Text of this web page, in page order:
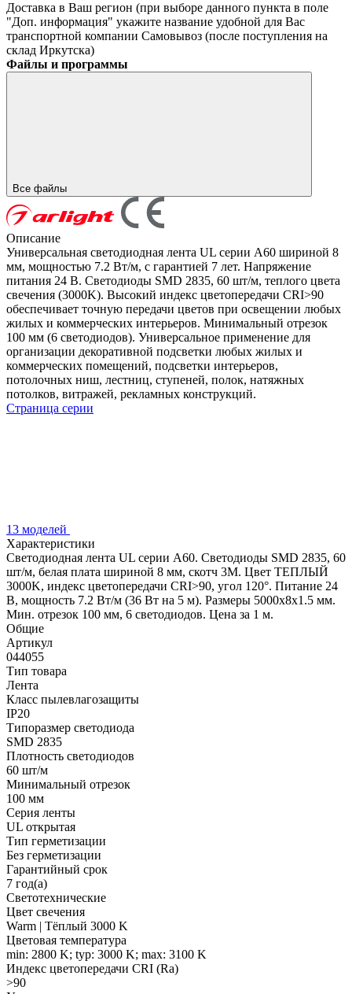
Доставка в Ваш регион (при выборе данного пункта в поле
"Доп. информация" укажите название удобной для Вас
транспортной компании Самовывоз (после поступления на
склад Иркутска)
Файлы и программы
Все файлы
Описание
Универсальная светодиодная лента UL серии A60 шириной 8
мм, мощностью 7.2 Вт/м, с гарантией 7 лет. Напряжение
питания 24 В. Светодиоды SMD 2835, 60 шт/м, теплого цвета
свечения (3000K). Высокий индекс цветопередачи CRI>90
обеспечивает точную передачи цветов при освещении любых
жилых и коммерческих интерьеров. Минимальный отрезок
100 мм (6 светодиодов). Универсальное применение для
организации декоративной подсветки любых жилых и
коммерческих помещений, подсветки интерьеров,
потолочных ниш, лестниц, ступеней, полок, натяжных
потолков, витражей, рекламных конструкций.
Страница серии
13 моделей
Характеристики
Светодиодная лента UL серии A60. Светодиоды SMD 2835, 60
шт/м, белая плата шириной 8 мм, скотч 3M. Цвет ТЕПЛЫЙ
3000K, индекс цветопередачи CRI>90, угол 120°. Питание 24
В, мощность 7.2 Вт/м (36 Вт на 5 м). Размеры 5000x8x1.5 мм.
Мин. отрезок 100 мм, 6 светодиодов. Цена за 1 м.
Общие
Артикул
044055
Тип товара
Лента
Класс пылевлагозащиты
IP20
Типоразмер светодиода
SMD 2835
Плотность светодиодов
60 шт/м
Минимальный отрезок
100 мм
Серия ленты
UL открытая
Тип герметизации
Без герметизации
Гарантийный срок
7 год(а)
Светотехнические
Цвет свечения
Warm | Тёплый 3000 K
Цветовая температура
min: 2800 K; typ: 3000 K; max: 3100 K
Индекс цветопередачи CRI (Ra)
>90